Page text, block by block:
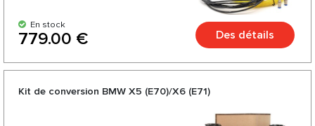
En stock
779.00 € Des détails
Kit de conversion BMW X5 (E70)/X6 (E71)